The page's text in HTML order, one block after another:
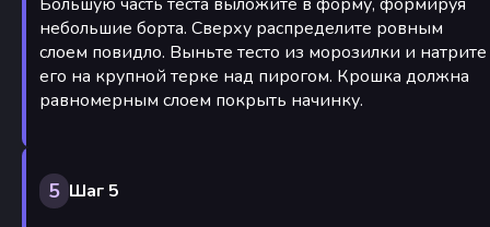
небольшие борта. Сверху распределите ровным
слоем повидло. Выньте тесто из морозилки и натрите
его на крупной терке над пирогом. Крошка должна
равномерным слоем покрыть начинку.
5 Шаг 5